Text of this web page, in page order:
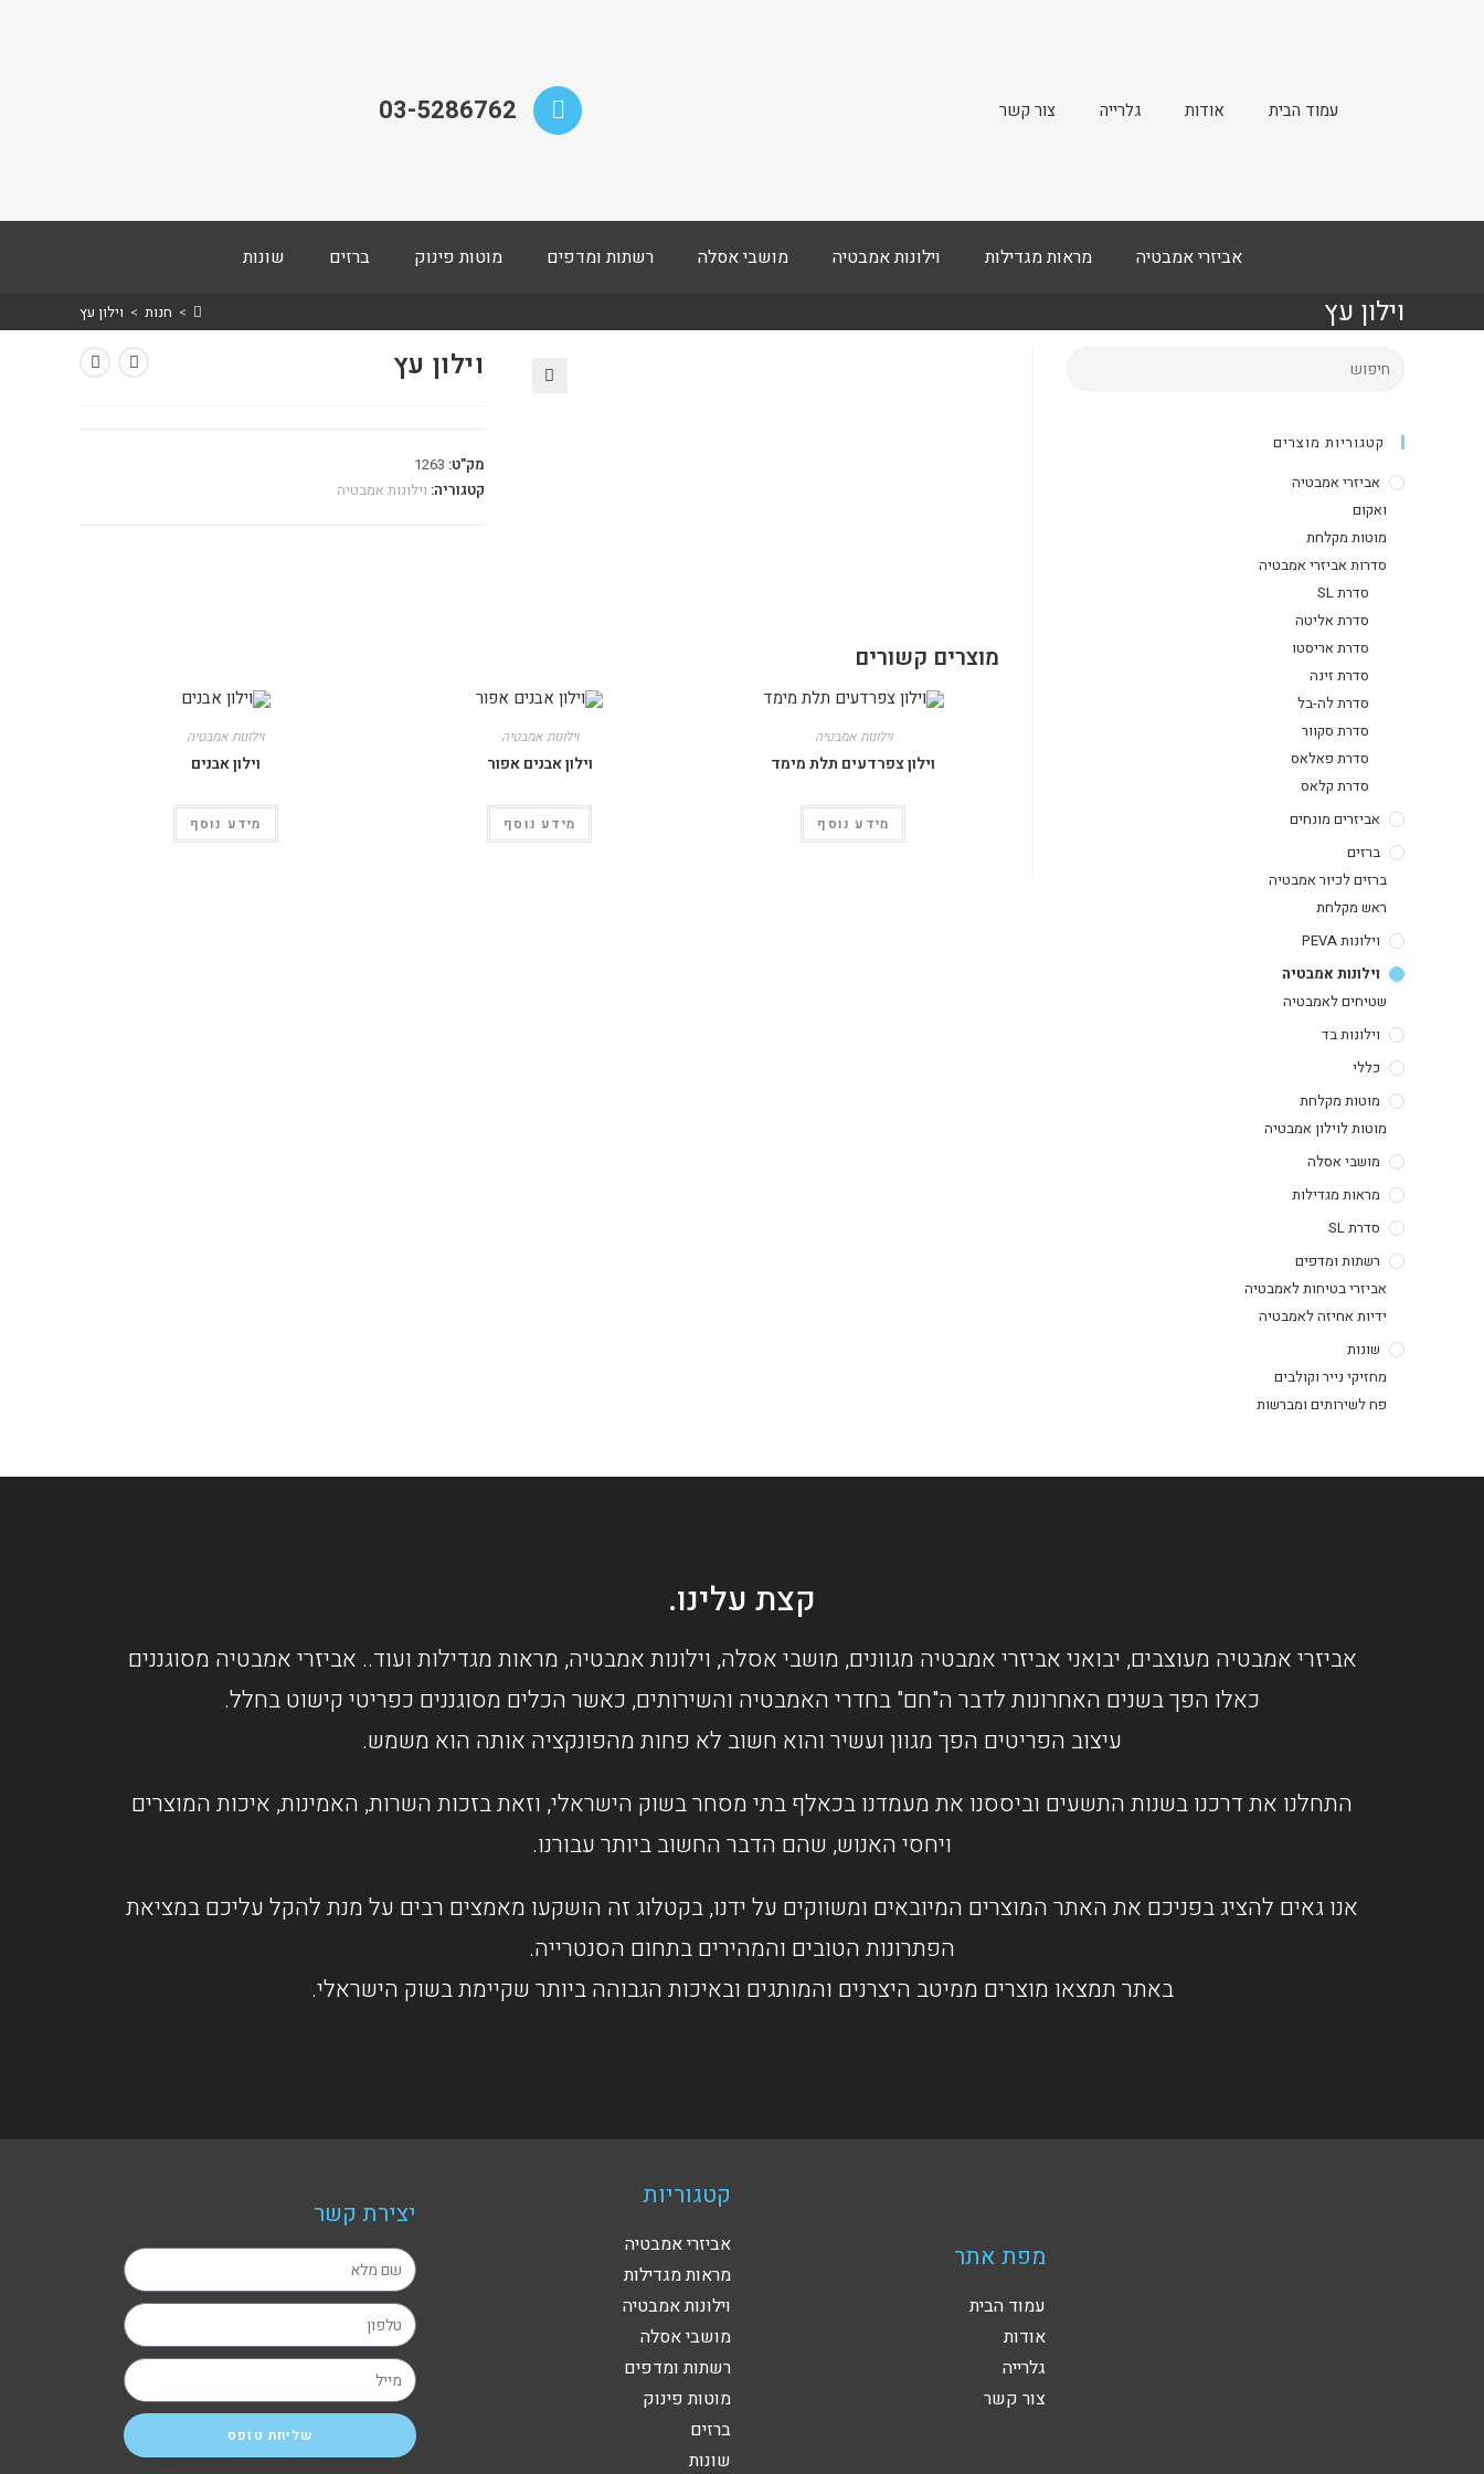
עמוד הבית אודות גלרייה צור קשר 03-5286762
אביזרי אמבטיה מראות מגדילות וילונות אמבטיה מושבי אסלה רשתות ומדפים מוטות פינוק ברזים שונות
וילון עץ > חנות > וילון עץ
וילון עץ
מק"ט: 1263
קטגוריה: וילונות אמבטיה
מוצרים קשורים
וילונות אמבטיה
וילון צפרדעים תלת מימד
מידע נוסף
וילונות אמבטיה
וילון אבנים אפור
מידע נוסף
וילונות אמבטיה
וילון אבנים
מידע נוסף
קטגוריות מוצרים
אביזרי אמבטיה
ואקום
מוטות מקלחת
סדרות אביזרי אמבטיה
סדרת SL
סדרת אליטה
סדרת אריסטו
סדרת זינה
סדרת לה-בל
סדרת סקוור
סדרת פאלאס
סדרת קלאס
אביזרים מונחים
ברזים
ברזים לכיור אמבטיה
ראש מקלחת
וילונות PEVA
וילונות אמבטיה
שטיחים לאמבטיה
וילונות בד
כללי
מוטות מקלחת
מוטות לוילון אמבטיה
מושבי אסלה
מראות מגדילות
סדרת SL
רשתות ומדפים
אביזרי בטיחות לאמבטיה
ידיות אחיזה לאמבטיה
שונות
מחזיקי נייר וקולבים
פח לשירותים ומברשות
קצת עלינו.
אביזרי אמבטיה מעוצבים, יבואני אביזרי אמבטיה מגוונים, מושבי אסלה, וילונות אמבטיה, מראות מגדילות ועוד.. אביזרי אמבטיה מסוגננים
כאלו הפך בשנים האחרונות לדבר ה"חם" בחדרי האמבטיה והשירותים, כאשר הכלים מסוגננים כפריטי קישוט בחלל.
עיצוב הפריטים הפך מגוון ועשיר והוא חשוב לא פחות מהפונקציה אותה הוא משמש.
התחלנו את דרכנו בשנות התשעים וביססנו את מעמדנו בכאלף בתי מסחר בשוק הישראלי, וזאת בזכות השרות, האמינות, איכות המוצרים
ויחסי האנוש, שהם הדבר החשוב ביותר עבורנו.
אנו גאים להציג בפניכם את האתר המוצרים המיובאים ומשווקים על ידנו, בקטלוג זה הושקעו מאמצים רבים על מנת להקל עליכם במציאת
הפתרונות הטובים והמהירים בתחום הסנטרייה.
באתר תמצאו מוצרים ממיטב היצרנים והמותגים ובאיכות הגבוהה ביותר שקיימת בשוק הישראלי.
מפת אתר
עמוד הבית
אודות
גלרייה
צור קשר
קטגוריות
אביזרי אמבטיה
מראות מגדילות
וילונות אמבטיה
מושבי אסלה
רשתות ומדפים
מוטות פינוק
ברזים
שונות
יצירת קשר
שליחת טופס